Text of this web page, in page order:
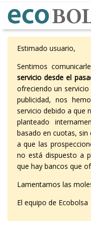
Estimado usuario,
Sentimos
servicio desde el
ofreciendo un
publicidad, nos
servicio debido a que
planteado
basado en cuotas,
a que las
no está dispuesto a
que hay bancos que
Lamentamos las
El equipo de Ecobolsa